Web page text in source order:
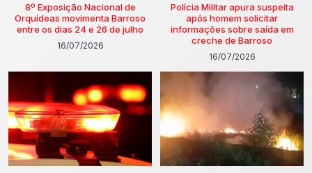
8º Exposição Nacional de
Orquídeas movimenta Barroso
entre os dias 24 e 26 de julho
16/07/2026
Polícia Militar apura suspeita
após homem solicitar
informações sobre saída em
creche de Barroso
16/07/2026